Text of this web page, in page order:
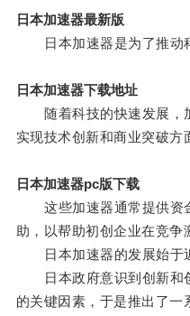
日本加速器最新版
日本加速器是为了推动科
日本加速器下载地址
随着科技的快速发展，
实现技术创新和商业突破方
日本加速器pc版下载
这些加速器通常提供资
助，以帮助初创企业在竞争
日本加速器的发展始于近
日本政府意识到创新和
的关键因素，于是推出了一